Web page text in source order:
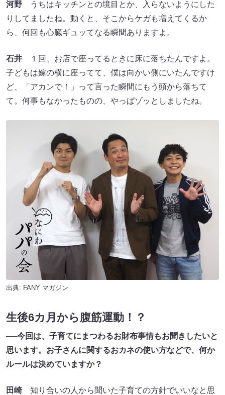
河野 うちはキッチンとの境目とか、入らないようにした
りしてましたね。動くと、そこからケガも増えてくるか
ら、何回も心臓ギュッてなる瞬間ありますよ。
石井 １回、お店で座ってるときに床に落ちたんですよ。
子どもは嫁の横に座ってて、僕は向かい側にいたんですけ
ど、「アカンで！」って言った瞬間にもう頭から落ちて
て。何事もなかったものの、やっぱゾッとしましたね。
出典: FANY マガジン
生後6カ月から腹筋運動！？
──今回は、子育てにまつわるお財布事情もお聞きしたいと
思います。お子さんに関するおカネの使い方などで、何か
ルールは決めていますか？
田崎知り合いの人から聞いた子育ての方針でいいなと思